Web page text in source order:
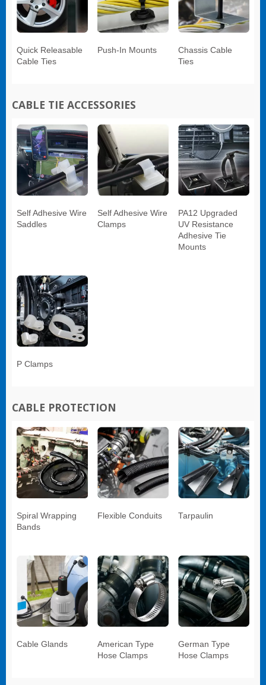
Quick Releasable
Cable Ties
Push-In Mounts
Chassis Cable
Ties
CABLE TIE ACCESSORIES
Self Adhesive Wire
Saddles
Self Adhesive Wire
Clamps
PA12 Upgraded
UV Resistance
Adhesive Tie
Mounts
P Clamps
CABLE PROTECTION
Spiral Wrapping
Bands
Flexible Conduits Tarpaulin
Cable Glands
American Type
Hose Clamps
German Type
Hose Clamps